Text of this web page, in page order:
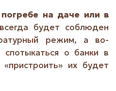
на даче или в
будет соблюден
режим, а во-
о банки в
их будет